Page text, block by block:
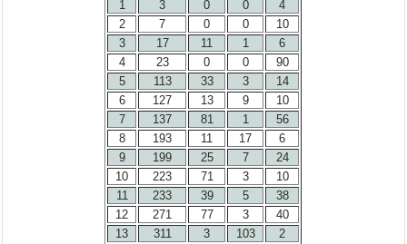
1
3 0 0
4
2
7 0 0
10
3
17 11 1
6
4
23 0 0
90
5
113 33 3
14
6
127 13 9
10
7
137 81 1
56
8
193 11 17
6
9
199 25 7
24
10
223 71 3
10
11
233 39 5
38
12
271 77 3
40
13
311 3 103
2